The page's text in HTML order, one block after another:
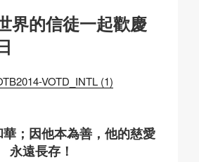
界的信徒一起歡慶
；因他本為善，他的慈愛
永遠長存！